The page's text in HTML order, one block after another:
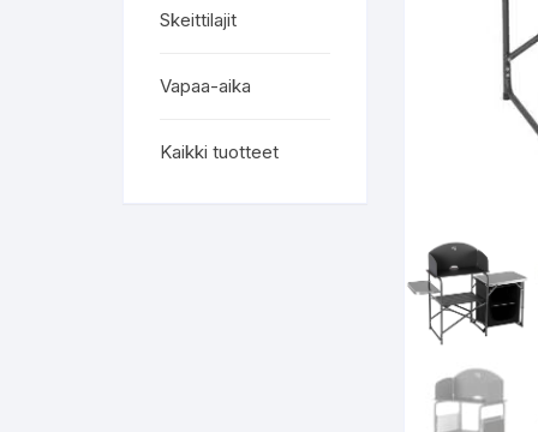
Skeittilajit
Vapaa-aika
Kaikki tuotteet